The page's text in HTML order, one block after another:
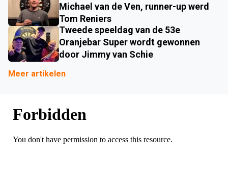
Michael van de Ven, runner-up werd
Tom Reniers
Tweede speeldag van de 53e
Oranjebar Super wordt gewonnen
door Jimmy van Schie
Meer artikelen